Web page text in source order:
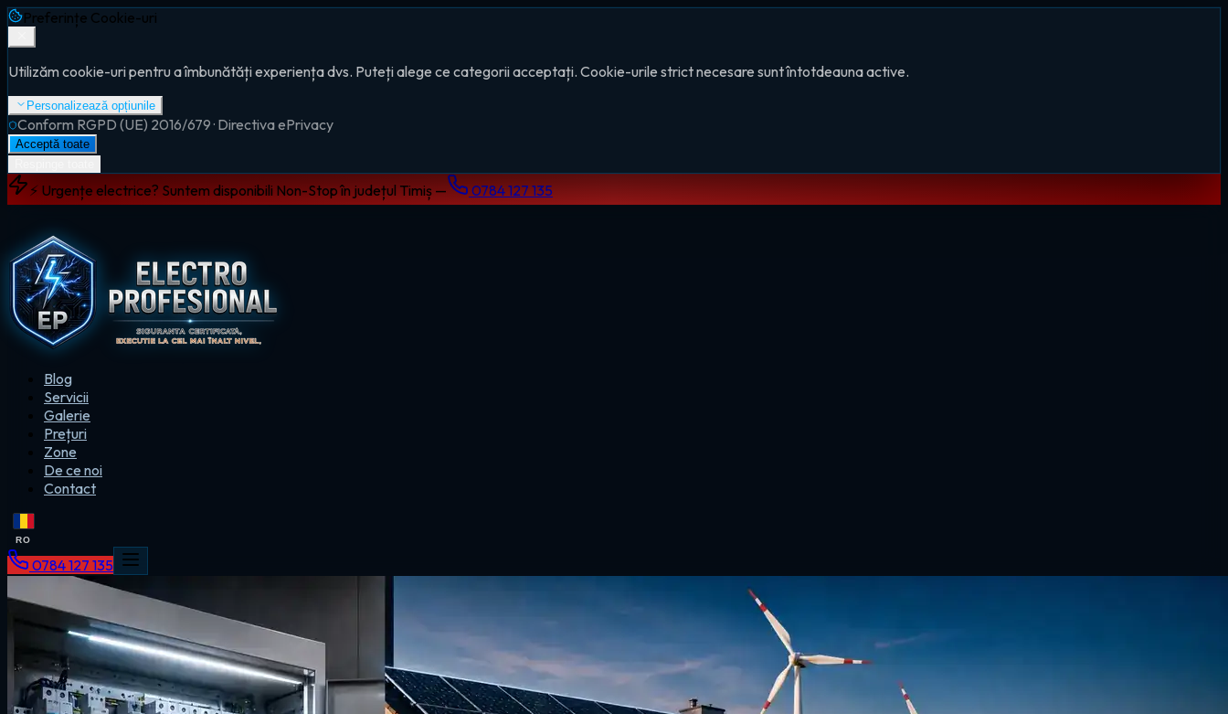
Preferințe Cookie-uri
Utilizăm cookie-uri pentru a îmbunătăți experiența dvs. Puteți alege ce categorii acceptați. Cookie-urile strict necesare sunt întotdeauna active.
Personalizează opțiunile
Conform RGPD (UE) 2016/679 · Directiva ePrivacy
Acceptă toate
⚡ Urgențe electrice? Suntem disponibili Non-Stop în județul Timiș — 0784 127 135
Blog
Servicii
Galerie
Prețuri
Zone
De ce noi
Contact
RO
0784 127 135